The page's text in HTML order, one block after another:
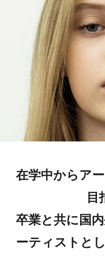
在学中からア
目
卒業と共に国
ーティストと